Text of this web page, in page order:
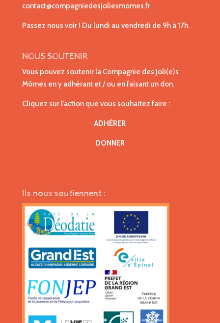
contact@compagniedesjoliesmomes.fr
Passez nous voir ! Du lundi au vendredi de 9h à 17h.
NOUS SOUTENIR
Vous pouvez soutenir la Compagnie des Joli(e)s
Mômes en y adhérant et / ou en faisant un don.
Cliquez sur l’action que vous souhaitez faire :
ADHÉRER
DONNER
Ils nous soutiennent :